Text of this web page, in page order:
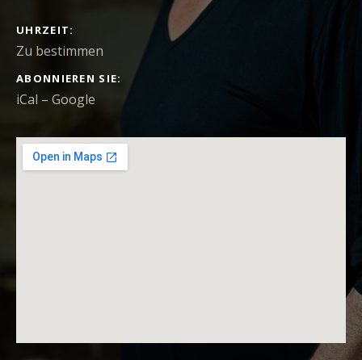
DETAILS ZUM KONZERT
UHRZEIT
Zu bestimmen
ABONNIEREN SIE
iCal Google